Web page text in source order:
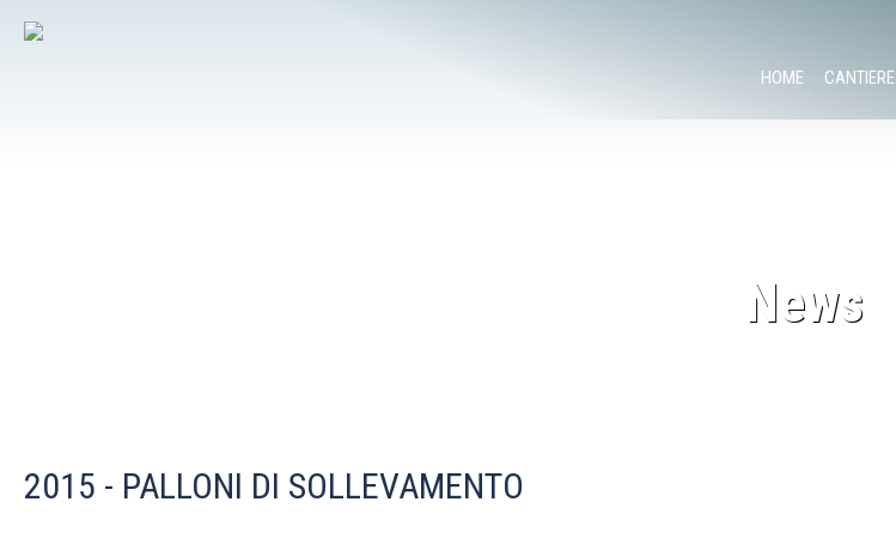
HOME CANTIERE
News
2015 - PALLONI DI SOLLEVAMENTO